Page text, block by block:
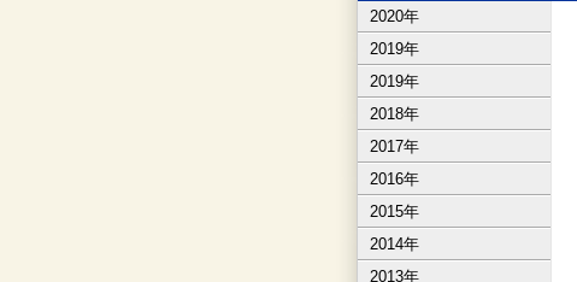
2020年
2019年
2019年
2018年
2017年
2016年
2015年
2014年
2013年